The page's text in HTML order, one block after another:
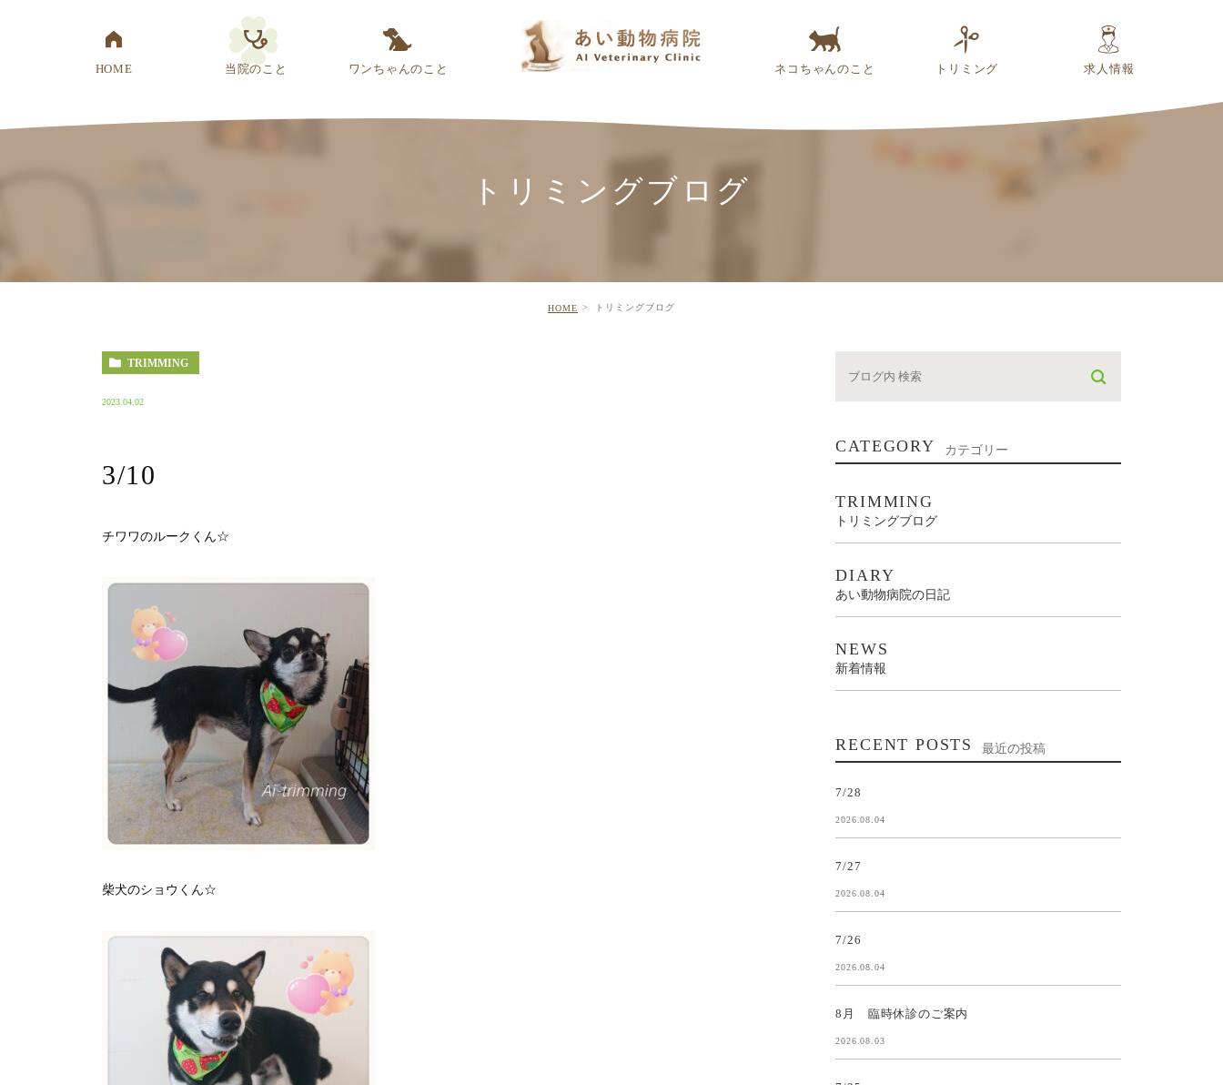
HOME 当院のこと ワンちゃんのこと ネコちゃんのこと トリミング 求人情報
トリミングブログ
HOME トリミングブログ
TRIMMING
2023.04.02
3/10
チワワのルークくん☆
柴犬のショウくん☆
CATEGORY カテゴリー
TRIMMING
トリミングブログ
DIARY
あい動物病院の日記
NEWS
新着情報
RECENT POSTS 最近の投稿
7/28
2026.08.04
7/27
2026.08.04
7/26
2026.08.04
8月 臨時休診のご案内
2026.08.03